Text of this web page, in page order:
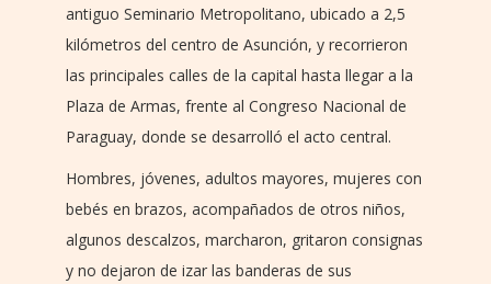
antiguo Seminario Metropolitano, ubicado a 2,5
kilómetros del centro de Asunción, y recorrieron
las principales calles de la capital hasta llegar a la
Plaza de Armas, frente al Congreso Nacional de
Paraguay, donde se desarrolló el acto central.
Hombres, jóvenes, adultos mayores, mujeres con
bebés en brazos, acompañados de otros niños,
algunos descalzos, marcharon, gritaron consignas
y no dejaron de izar las banderas de sus